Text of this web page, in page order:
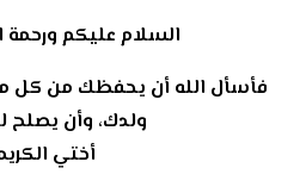
السلام عليكم ورحمة
فأسأل الله أن يحفظك من كل
ولدك، وأن يصلح
أختي